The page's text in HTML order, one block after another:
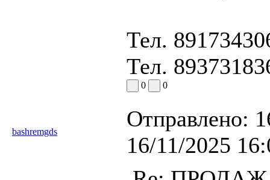
Тел.
Тел.
0 0
bashremgds
Отправлено:
16/11/2025